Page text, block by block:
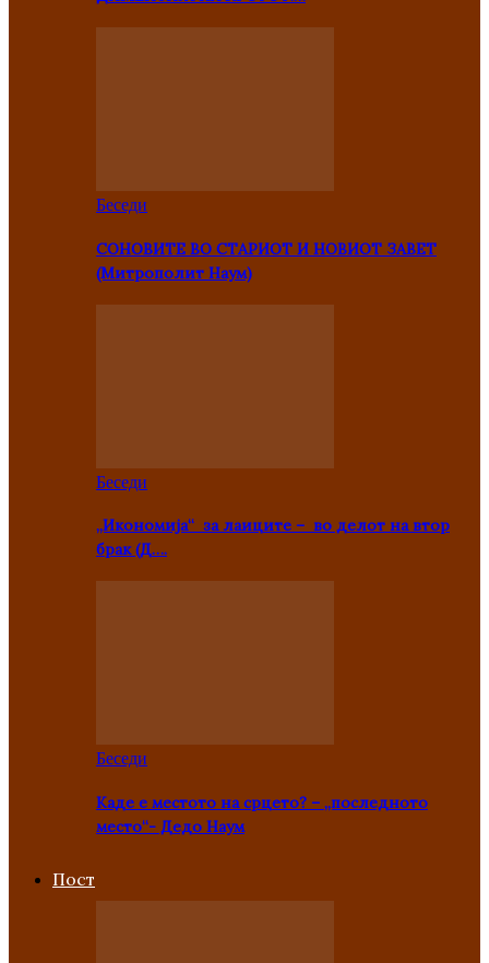
Беседи
СОНОВИТЕ ВО СТАРИОТ И НОВИОТ ЗАВЕТ
(Митрополит Наум)
Беседи
„Икономија“ за лаиците – во делот на втор
брак (Д….
Беседи
Каде е местото на срцето? – „последното
место“- Дедо Наум
Пост